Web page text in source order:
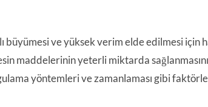
büyümesi ve yüksek verim elde edilmesi için
maddelerinin yeterli miktarda
yöntemleri ve zamanlaması gibi